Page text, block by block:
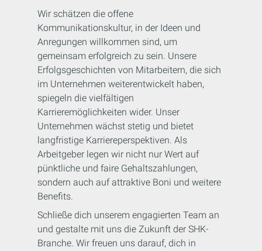
Wir schätzen die offene
Kommunikationskultur, in der Ideen und
Anregungen willkommen sind, um
gemeinsam erfolgreich zu sein. Unsere
Erfolgsgeschichten von Mitarbeitern, die sich
im Unternehmen weiterentwickelt haben,
spiegeln die vielfältigen
Karrieremöglichkeiten wider. Unser
Unternehmen wächst stetig und bietet
langfristige Karriereperspektiven. Als
Arbeitgeber legen wir nicht nur Wert auf
pünktliche und faire Gehaltszahlungen,
sondern auch auf attraktive Boni und weitere
Benefits.
Schließe dich unserem engagierten Team an
und gestalte mit uns die Zukunft der SHK-
Branche. Wir freuen uns darauf, dich in